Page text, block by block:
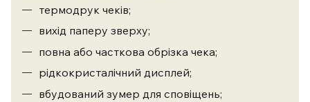
термодрук чеків;
вихід паперу зверху;
повна або часткова обрізка чека;
рідкокристалічний дисплей;
вбудований зумер для сповіщень;